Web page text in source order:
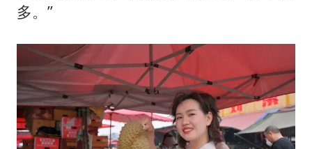
多。”